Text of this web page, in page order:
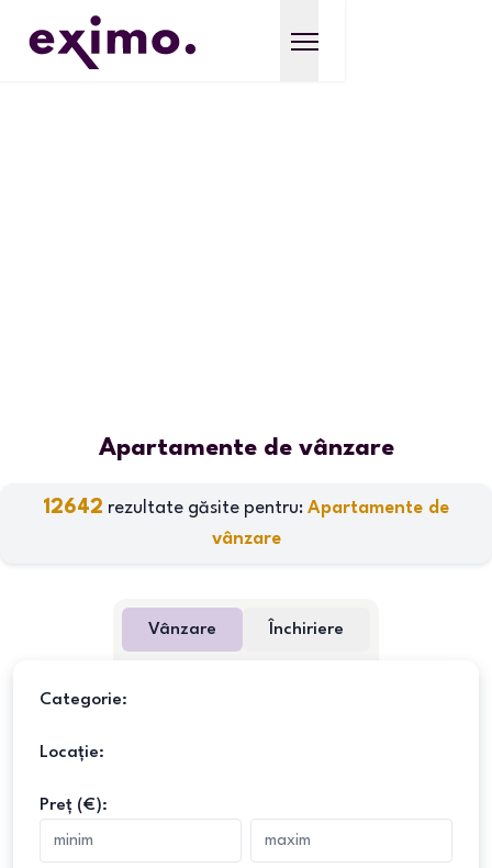
Apartamente de vânzare
12642 rezultate găsite pentru: Apartamente de
vânzare
Vânzare Închiriere
Categorie:
Locație:
Preț (€):